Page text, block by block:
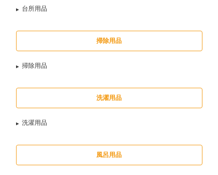
台所用品
掃除用品
掃除用品
洗濯用品
洗濯用品
風呂用品